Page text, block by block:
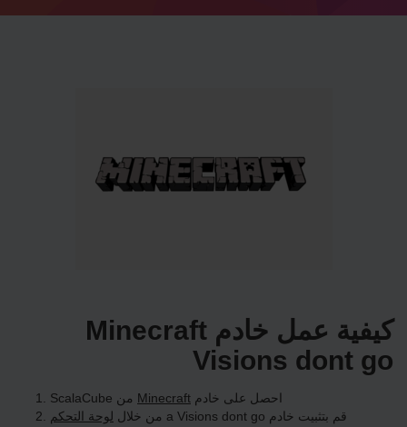
كيفية عمل خادم Minecraft
Visions dont go
احصل على خادم Minecraft من ScalaCube
قم بتثبيت خادم a Visions dont go من خلال
لوحة التحكم